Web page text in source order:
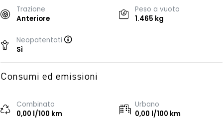
Trazione
Anteriore
Peso a vuoto
1.465 kg
Neopatentati
Sì
Consumi ed emissioni
Combinato
0,00 l/100 km
Urbano
0,00 l/100 km